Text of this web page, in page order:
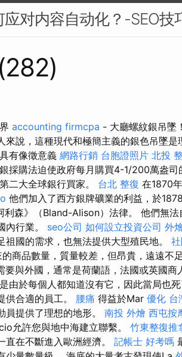
对内容自动化？-SEO技
accounting firmcpa - 大廳螺紋銀吊墜
說，這種現代和極簡主義的銀色吊墜是
有像徵意義 網路行銷 台胞證照片 北投
採購法迫使政府每月購買4-1/200萬盎司
二大全球銀行買家。 台北 整復 在1870
他們加入了西方銀牌礦業的利益，於
利森》（Bland-Alison）法律。 他們無
內行業。 seo公司 如何設立投資公司 外
國的需求，也無法提供大型殖民地。
商品數量，質量較差，但昂貴，遠遠不
要與外國，通常是荷蘭語，法國或英國商
由於每個人都知道沒有它，因此當局也
供合適的員工。 腰痛 得益於Mar 優化 台
員提供了理想的地形。 南投 外燴 西屯按
允許您與地中海建立聯繫。 竹東整復推
直在不斷進入歐洲經濟。 記帳士 好考嗎